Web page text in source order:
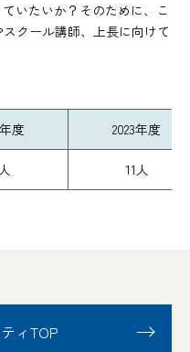
いたいか？そのために、こ
クール講師、上長に向けて
度 2023年度
11人
ィTOP